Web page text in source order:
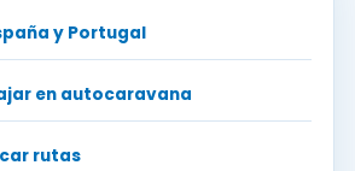
y Portugal
en autocaravana
rutas